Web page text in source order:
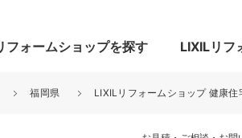
フォームショップを探す LIXILリフ
福岡県 LIXILリフォームショップ 健康住